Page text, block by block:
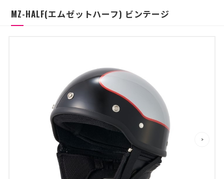
カテゴリから探す
ナップスメンバーズ
店舗を探す
コーポレートサイト
採用情報
MZ-HALF(エムゼットハーフ) ビンテージ
>